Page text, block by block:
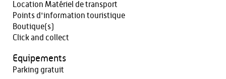
Location Matériel de transport
Points d'information touristique
Boutique(s)
Click and collect
Equipements
Parking gratuit